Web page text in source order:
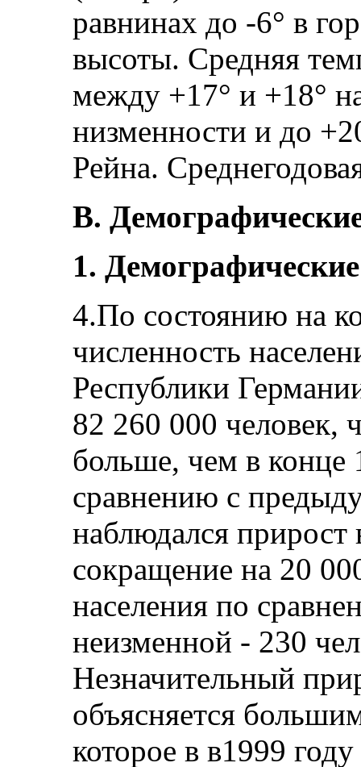
равнинах до -6° в
высоты. Средняя
между +17° и +18°
низменности и до
Рейна.
В.
1.
4.По состоянию на
численность
Республики
82 260 000 человек,
больше, чем в конце
сравнению с
наблюдался прирост
сокращение на 20
населения по
неизменной - 230
Незначительный
объясняется
которое в в1999 году